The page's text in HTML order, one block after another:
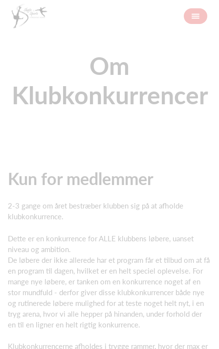
Om
Klubkonkurrencer
Kun for medlemmer
2-3 gange om året bestræber klubben sig på at afholde
klubkonkurrence.
Dette er en konkurrence for ALLE klubbens løbere, uanset
niveau og ambition.
De løbere der ikke allerede har et program får et tilbud om at få
en program til dagen, hvilket er en helt speciel oplevelse. For
mange nye løbere, er tanken om en konkurrence noget af en
stor mundfuld - derfor giver disse klubkonkurrencer både nye
og rutinerede løbere mulighed for at teste noget helt nyt, i en
tryg arena, hvor vi alle hepper på hinanden, under forhold der
en til en ligner en helt rigtig konkurrence.
Klubkonkurrencerne afholdes i trygge rammer, hvor der max er